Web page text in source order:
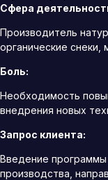
Сфера
Производитель
органические
Боль:
Необходимость
внедрения новых
Запрос клиента:
Введение программы
производства,